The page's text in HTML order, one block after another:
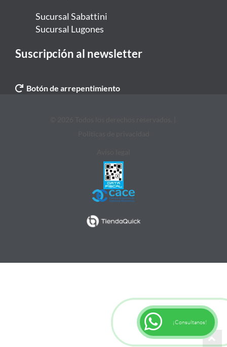
Sucursal Sabattini
Sucursal Lugones
Suscripción al newsletter
Botón de arrepentimiento
¡Consultanos!